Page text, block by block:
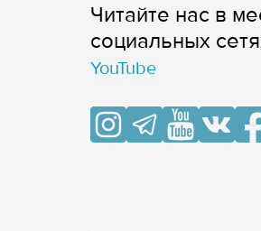
Читайте нас в
cоциальных
YouTube